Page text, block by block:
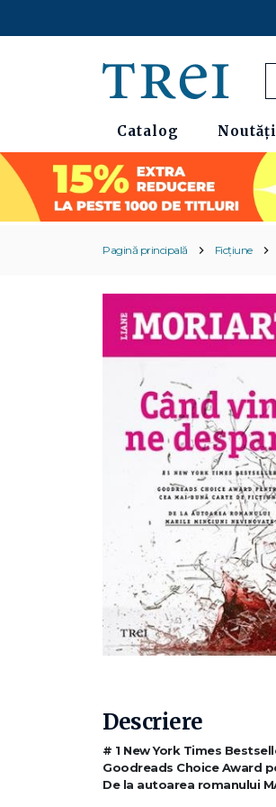
Catalog Noutăți
Pagină principală Ficțiune
Descriere
# 1 New York Times
Goodreads Choice Award
De la autoarea romanului